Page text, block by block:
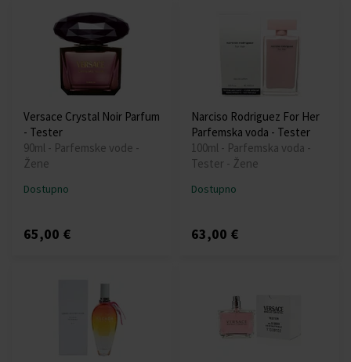
Versace Crystal Noir Parfum
- Tester
90ml - Parfemske vode -
Žene
Dostupno
65,00 €
Narciso Rodriguez For Her
Parfemska voda - Tester
100ml - Parfemska voda -
Tester - Žene
Dostupno
63,00 €